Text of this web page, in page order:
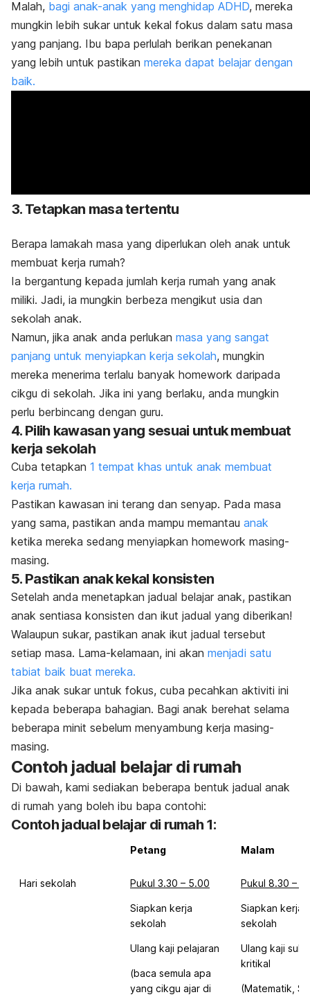
Malah, bagi anak-anak yang menghidap ADHD, mereka
mungkin lebih sukar untuk kekal fokus dalam satu masa
yang panjang. Ibu bapa perlulah berikan penekanan
yang lebih untuk pastikan mereka dapat belajar dengan
baik.
3. Tetapkan masa tertentu
Berapa lamakah masa yang diperlukan oleh anak untuk
membuat kerja rumah?
Ia bergantung kepada jumlah kerja rumah yang anak
miliki. Jadi, ia mungkin berbeza mengikut usia dan
sekolah anak.
Namun, jika anak anda perlukan masa yang sangat
panjang untuk menyiapkan kerja sekolah, mungkin
mereka menerima terlalu banyak homework daripada
cikgu di sekolah. Jika ini yang berlaku, anda mungkin
perlu berbincang dengan guru.
4. Pilih kawasan yang sesuai untuk membuat
kerja sekolah
Cuba tetapkan 1 tempat khas untuk anak membuat
kerja rumah.
Pastikan kawasan ini terang dan senyap. Pada masa
yang sama, pastikan anda mampu memantau anak
ketika mereka sedang menyiapkan homework masing-
masing.
5. Pastikan anak kekal konsisten
Setelah anda menetapkan jadual belajar anak, pastikan
anak sentiasa konsisten dan ikut jadual yang diberikan!
Walaupun sukar, pastikan anak ikut jadual tersebut
setiap masa. Lama-kelamaan, ini akan menjadi satu
tabiat baik buat mereka.
Jika anak sukar untuk fokus, cuba pecahkan aktiviti ini
kepada beberapa bahagian. Bagi anak berehat selama
beberapa minit sebelum menyambung kerja masing-
masing.
Contoh jadual belajar di rumah
Di bawah, kami sediakan beberapa bentuk jadual anak
di rumah yang boleh ibu bapa contohi:
Contoh jadual belajar di rumah 1:
Petang Malam
Hari sekolah Pukul 3.30 – 5.00
Siapkan kerja
sekolah
Ulang kaji pelajaran
(baca semula apa
yang cikgu ajar di
Pukul 8.30 –
Siapkan kerja
sekolah
Ulang kaji
kritikal
(Matematik,